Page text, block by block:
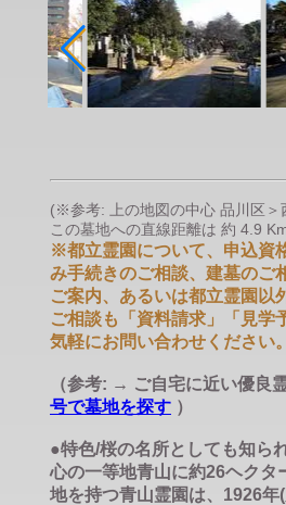
(※参考: 上の地図の中心 品川区＞
この墓地への直線距離は 約 4.9
※都立霊園について、申込資
み手続きのご相談、建墓のご
ご案内、あるいは都立霊園以
ご相談も「資料請求」「見学
気軽にお問い合わせください。
（参考: → ご自宅に近い優良
号で墓地を探す ）
●特色/桜の名所としても知ら
心の一等地青山に約26ヘクタ
地を持つ青山霊園は、1926年